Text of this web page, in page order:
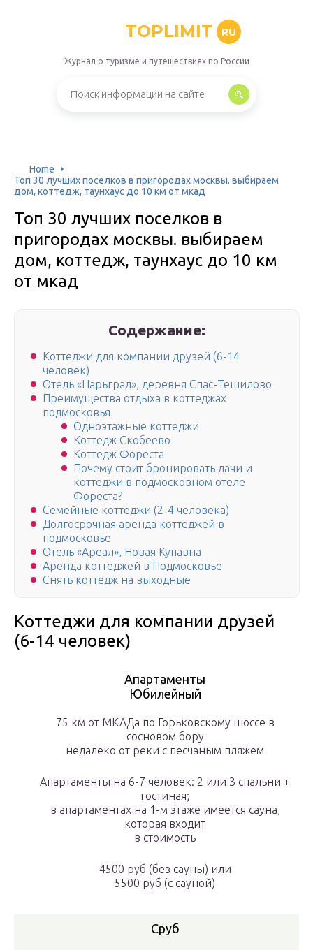
TOPLIMIT RU
Журнал о туризме и путешествиях по России
Home
Топ 30 лучших поселков в пригородах москвы. выбираем
дом, коттедж, таунхаус до 10 км от мкад
Топ 30 лучших поселков в
пригородах москвы. выбираем
дом, коттедж, таунхаус до 10 км
от мкад
Содержание:
Коттеджи для компании друзей (6-14
человек)
Отель «Царьград», деревня Спас-Тешилово
Преимущества отдыха в коттеджах
подмосковья
Одноэтажные коттеджи
Коттедж Скобеево
Коттедж Фореста
Почему стоит бронировать дачи и
коттеджи в подмосковном отеле
Фореста?
Семейные коттеджи (2-4 человека)
Долгосрочная аренда коттеджей в
подмосковье
Отель «Ареал», Новая Купавна
Аренда коттеджей в Подмосковье
Снять коттедж на выходные
Коттеджи для компании друзей
(6-14 человек)
Апартаменты
Юбилейный
75 км от МКАДа по Горьковскому шоссе в
сосновом бору
недалеко от реки с песчаным пляжем
Апартаменты на 6-7 человек: 2 или 3 спальни +
гостиная;
в апартаментах на 1-м этаже имеется сауна,
которая входит
в стоимость
4500 руб (без сауны) или
5500 руб (с сауной)
Сруб